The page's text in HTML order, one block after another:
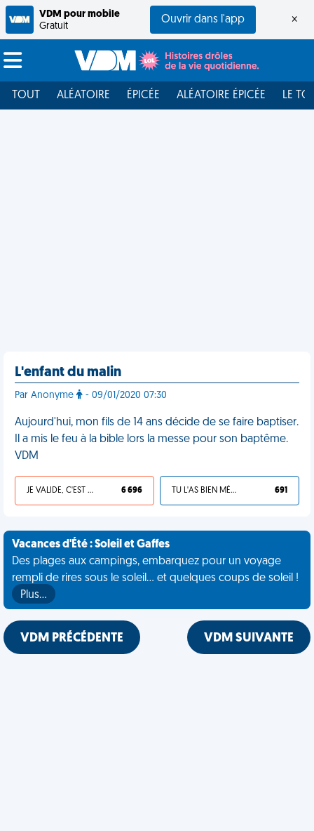
VDM pour mobile
Gratuit
Ouvrir dans l'app ×
TOUT ALÉATOIRE ÉPICÉE ALÉATOIRE ÉPICÉE LE
L'enfant du malin
Par Anonyme - 09/01/2020 07:30
Aujourd'hui, mon fils de 14 ans décide de se faire baptiser.
Il a mis le feu à la bible lors la messe pour son baptême.
VDM
JE VALIDE, C'EST UNE VDM 6 696 TU L'AS BIEN MÉRITÉ 691
Vacances d'Été : Soleil et Gaffes
Des plages aux campings, embarquez pour un voyage
rempli de rires sous le soleil... et quelques coups de soleil !
Plus…
VDM PRÉCÉDENTE VDM SUIVANTE